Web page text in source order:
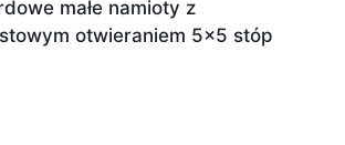
małe namioty z
otwieraniem 5x5 stóp